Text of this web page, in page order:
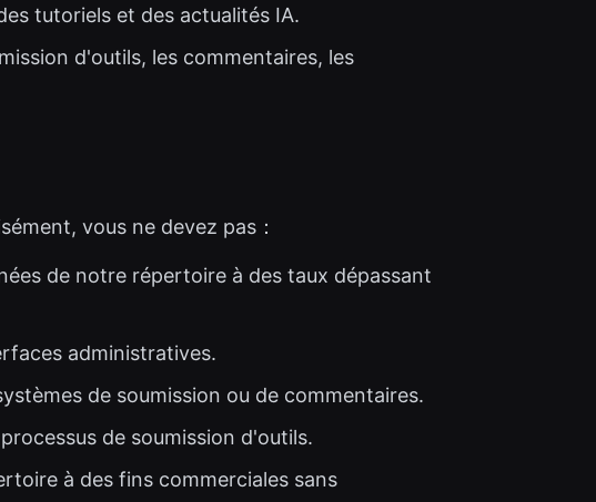
tutoriels et des actualités IA.
d'outils, les commentaires, les
vous ne devez pas：
de notre répertoire à des taux dépassant
administratives.
de soumission ou de commentaires.
de soumission d'outils.
à des fins commerciales sans